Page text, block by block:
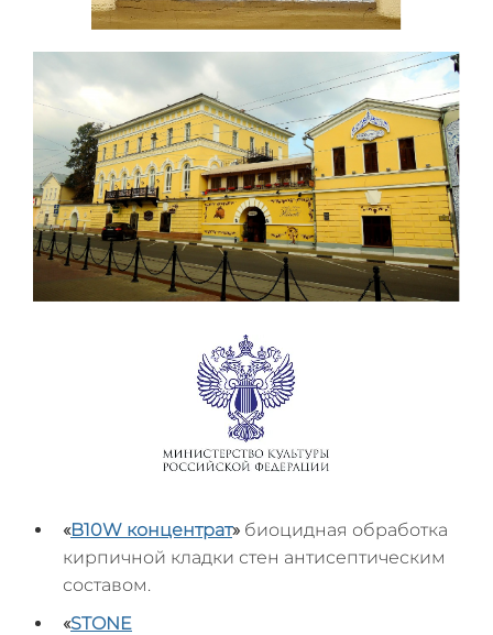
«B10W концентрат» биоцидная обработка
кирпичной кладки стен антисептическим
составом.
«STONE